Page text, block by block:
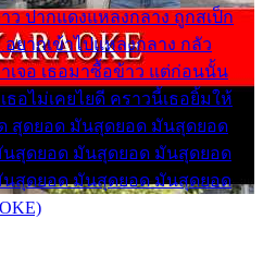
ว ปากแดงแหลงกลาง ถูกสเป็ก
อยากเข้าไปแหลงกลาง กลัว
เจอ เธอมาซื้อข้าว แต่ก่อนนั้น
ธอไม่เคยไยดี คราวนี้เธอยิ้มให้
สุดยอด มันสุดยอด มันสุดยอด
สุดยอด มันสุดยอด มันสุดยอด
สุดยอด มันสุดยอด มันสุดยอด